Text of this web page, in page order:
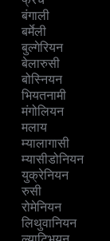
बंगाली
बर्मेली
बुल्गेरियन
बेलारुसी
बोस्नियन
भियतनामी
मंगोलियन
मलाय
म्यालागासी
म्यासीडोनियन
युक्रेनियन
रुसी
रोमेनियन
लिथुवानियन